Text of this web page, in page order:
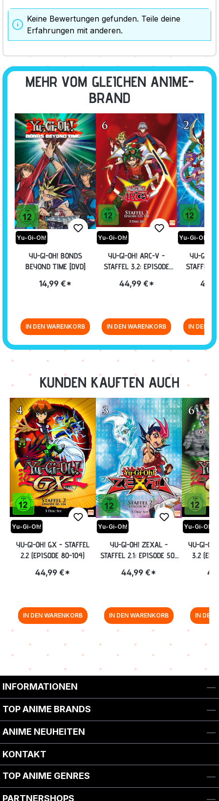
Keine Bewertungen gefunden. Teile deine
Erfahrungen mit anderen.
MEHR VOM GLEICHEN ANIME-
BRAND
Yu-Gi-Oh!
YU-GI-OH! BONDS
BEYOND TIME [DVD]
14,99 €*
IN DEN WARENKORB
Yu-Gi-Oh!
YU-GI-OH! ARC-V -
STAFFEL 3.2: EPISODE
44,99 €*
IN DEN WARENKORB
Yu-Gi-Oh!
YU-GI-
STAFFEL
IN DEN
Zurück zur Vor-/Zurück-Navigation
KUNDEN KAUFTEN AUCH
Yu-Gi-Oh!
YU-GI-OH! GX - STAFFEL
2.2 (EPISODE 80-104)
44,99 €*
IN DEN WARENKORB
Yu-Gi-Oh!
YU-GI-OH! ZEXAL -
STAFFEL 2.1: EPISODE 50-
44,99 €*
IN DEN WARENKORB
Yu-Gi-Oh!
YU-GI-
3.2
IN DEN
INFORMATIONEN
TOP ANIME BRANDS
ANIME NEUHEITEN
KONTAKT
TOP ANIME GENRES
PARTNERSHOPS